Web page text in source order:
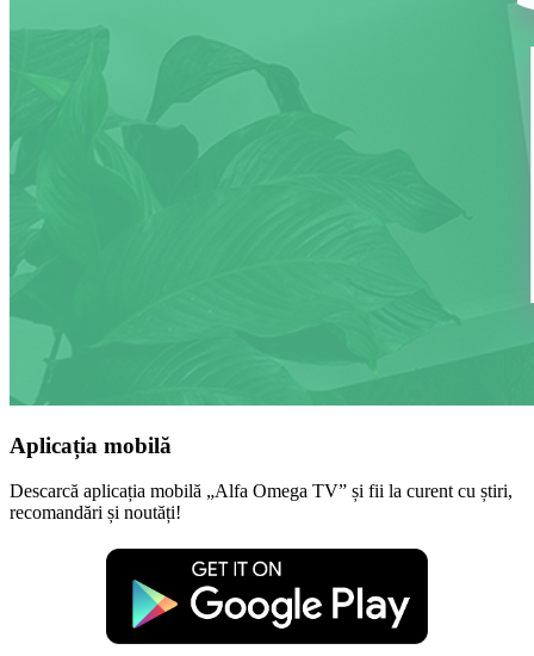
Aplicația mobilă
Descarcă aplicația mobilă „Alfa Omega TV” și fii la curent cu știri,
recomandări și noutăți!